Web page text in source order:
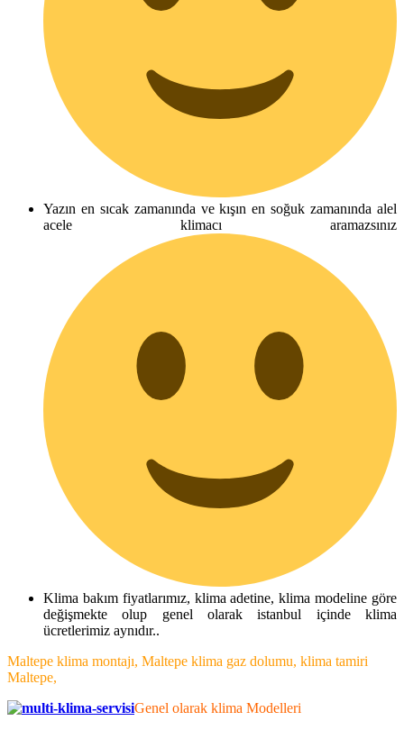
Yazın en sıcak zamanında ve kışın en soğuk zamanında alel
acele klimacı aramazsınız
Klima bakım fiyatlarımız, klima adetine, klima modeline göre
değişmekte olup genel olarak istanbul içinde klima
ücretlerimiz aynıdır..
Maltepe klima montajı, Maltepe klima gaz dolumu, klima tamiri
Maltepe,
Genel olarak klima Modelleri